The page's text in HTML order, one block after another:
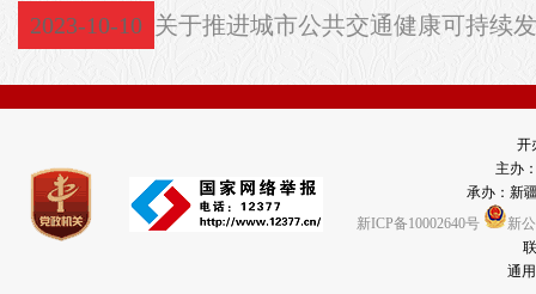
2023-10-10 关于推进城市公共交通健康可持续
开
主办
承办：新
新ICP备10002640号
新
通